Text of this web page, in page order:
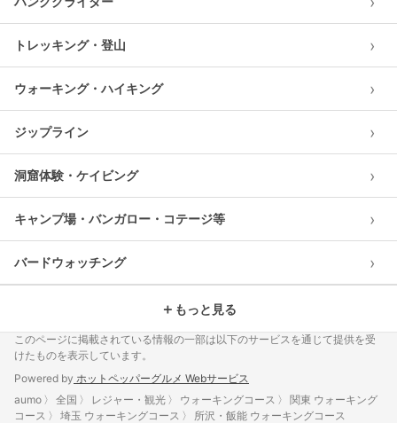
トレッキング・登山 ›
ウォーキング・ハイキング ›
ジップライン ›
洞窟体験・ケイビング ›
キャンプ場・バンガロー・コテージ等 ›
バードウォッチング ›
＋ もっと見る
このページに掲載されている情報の一部は以下のサービスを通じて提供を受
けたものを表示しています。
Powered by ホットペッパーグルメ Webサービス
aumo
全国 レジャー・観光 ウォーキングコース
関東 ウォーキング
コース
埼玉 ウォーキングコース 所沢・飯能 ウォーキングコース